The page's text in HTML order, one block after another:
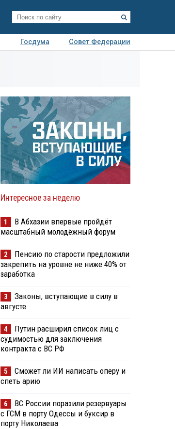
Госдума
Совет Федерации
Интересное за неделю
1
В Абхазии впервые пройдёт
масштабный молодёжный форум
2
Пенсию по старости предложили
закрепить на уровне не ниже 40% от
заработка
3
Законы, вступающие в силу в
августе
4
Путин расширил список лиц с
судимостью для заключения
контракта с ВС РФ
5
Сможет ли ИИ написать оперу и
спеть арию
6
ВС России поразили резервуары
с ГСМ в порту Одессы и буксир в
порту Николаева